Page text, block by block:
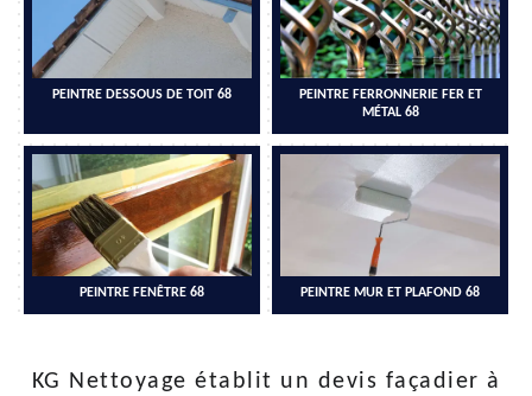
PEINTRE DESSOUS DE TOIT 68
PEINTRE FERRONNERIE FER ET
MÉTAL 68
PEINTRE FENÊTRE 68 PEINTRE MUR ET PLAFOND 68
KG Nettoyage établit un devis façadier à